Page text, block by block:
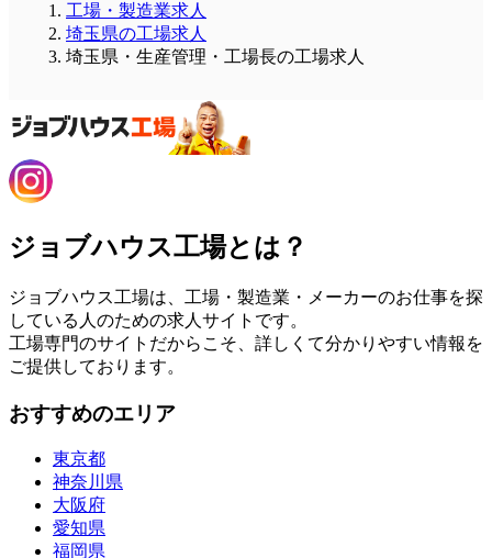
工場・製造業求人
埼玉県の工場求人
埼玉県・生産管理・工場長の工場求人
ジョブハウス工場とは？
ジョブハウス工場は、工場・製造業・メーカーのお仕事を探
している人のための求人サイトです。
工場専門のサイトだからこそ、詳しくて分かりやすい情報を
ご提供しております。
おすすめのエリア
東京都
神奈川県
大阪府
愛知県
福岡県